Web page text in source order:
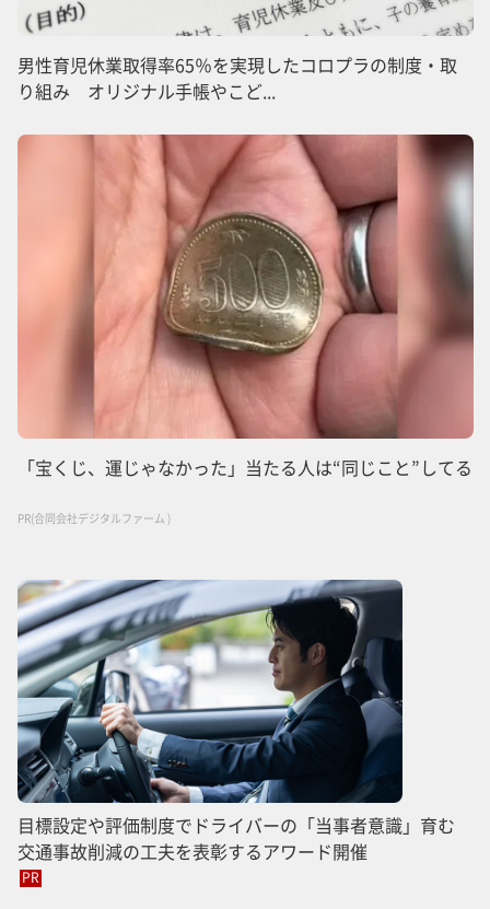
男性育児休業取得率65％を実現したコロプラの制度・取
り組み オリジナル手帳やこど...
「宝くじ、運じゃなかった」当たる人は“同じこと”してる
PR(合同会社デジタルファーム )
目標設定や評価制度でドライバーの「当事者意識」育む
交通事故削減の工夫を表彰するアワード開催
PR